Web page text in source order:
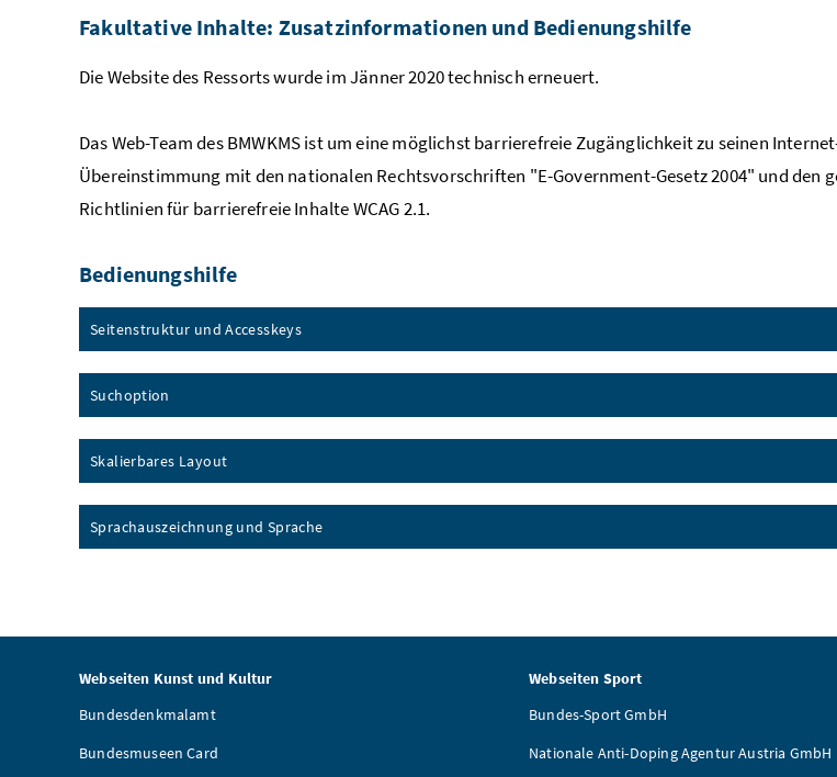
Fakultative Inhalte: Zusatzinformationen und Bedienungshilfe
DieWebsitedes Ressorts wurde im Jänner 2020 technisch erneuert.
Das Web-Team des BMWKMS ist um eine möglichst barrierefreie Zugänglichkeit zu seinen
Übereinstimmung mit den nationalen Rechtsvorschriften "E-Government-Gesetz 2004" und
Richtlinien für barrierefreie Inhalte WCAG 2.1.
Bedienungshilfe
Seitenstruktur undAccesskeys
Suchoption
Skalierbares Layout
Sprachauszeichnung und Sprache
Webseiten Kunst und Kultur
Bundesdenkmalamt
Bundesmuseen Card
Webseiten Sport
Bundes-Sport GmbH
Nationale Anti-Doping Agentur Austria GmbH